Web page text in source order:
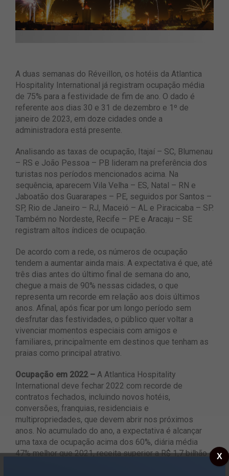
A duas semanas do Réveillon, os hotéis da Atlantica
Hospitality International já registram ocupação média
de 75% para a festividade de fim de ano. O dado é
referente aos dias 30 e 31 de dezembro e 1º de
janeiro de 2023, em doze cidades onde a
administradora está presente.
Analisando as taxas de ocupação, Itajaí – SC, Blumenau
– RS e João Pessoa – PB lideram na preferência dos
turistas nos períodos mencionados acima. Na
sequência, aparecem Vila Velha – ES, Natal – RN e
Jaboatão dos Guararapes – PE, seguidos por Santos –
SP, Rio de Janeiro – RJ, Maceió – AL e Piracicaba – SP.
Também no Nordeste, Recife – PE e Aracaju – SE
registram altos índices de ocupação.
De acordo com a rede, os números de ocupação
tendem a aumentar ainda mais. A expectativa é que, até
três dias antes do último final de semana do ano,
chegue a mais de 90% nessas cidades, o que
representa um recorde em relação aos dois últimos
anos. Afinal, após ficar por um longo período sem
desfrutar das festividades, o público quer voltar a
vivenciar momentos especiais com amigos e
familiares, principalmente em destinos que tenham as
praias como principal atrativo.
Ocupação em 2022 – A Atlantica Hospitality
International deve fechar 2022 com recorde de
contratos fechados, incluindo novos hotéis,
conversões, franquias, residenciais e
multipropriedades, que devem abrir nos próximos
anos. No acumulado do ano, a expectativa é alcançar
uma taxa de ocupação acima dos 60%, diária média
47% melhor que 2021, receita superior a R$ 1,7 bilhão e X